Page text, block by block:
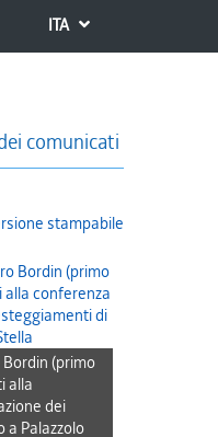
ITA
comunicati
stampabile
(primo
alla
dei
a Palazzolo